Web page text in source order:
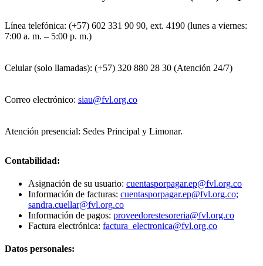
Línea telefónica: (+57) 602 331 90 90, ext. 4190 (lunes a viernes:
7:00 a. m. – 5:00 p. m.)
Celular (solo llamadas): (+57) 320 880 28 30 (Atención 24/7)
Correo electrónico: siau@fvl.org.co
Atención presencial: Sedes Principal y Limonar.
Contabilidad:
Asignación de su usuario: cuentasporpagar.ep@fvl.org.co
Información de facturas: cuentasporpagar.ep@fvl.org.co;
sandra.cuellar@fvl.org.co
Información de pagos: proveedorestesoreria@fvl.org.co
Factura electrónica: factura_electronica@fvl.org.co
Datos personales: